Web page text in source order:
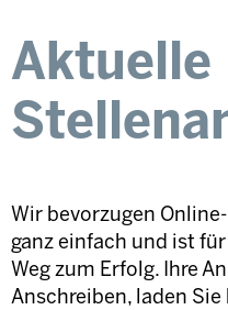
Aktuelle
Wir bevorzugen
ganz einfach und ist
Weg zum Erfolg. Ihre
Anschreiben, laden